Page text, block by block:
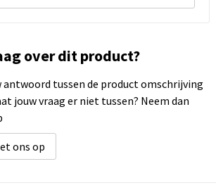
over dit product?
tussen de product omschrijving
jouw vraag er niet tussen? Neem dan
ons op